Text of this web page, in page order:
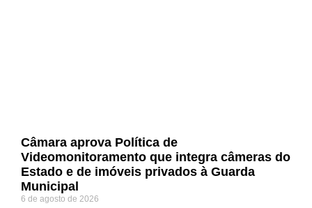
Câmara aprova Política de
Videomonitoramento que integra câmeras do
Estado e de imóveis privados à Guarda
Municipal
6 de agosto de 2026